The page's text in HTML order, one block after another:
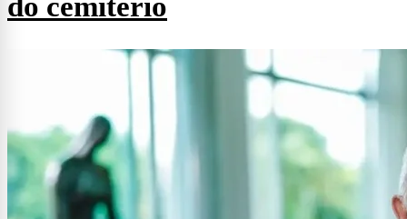
do cemitério